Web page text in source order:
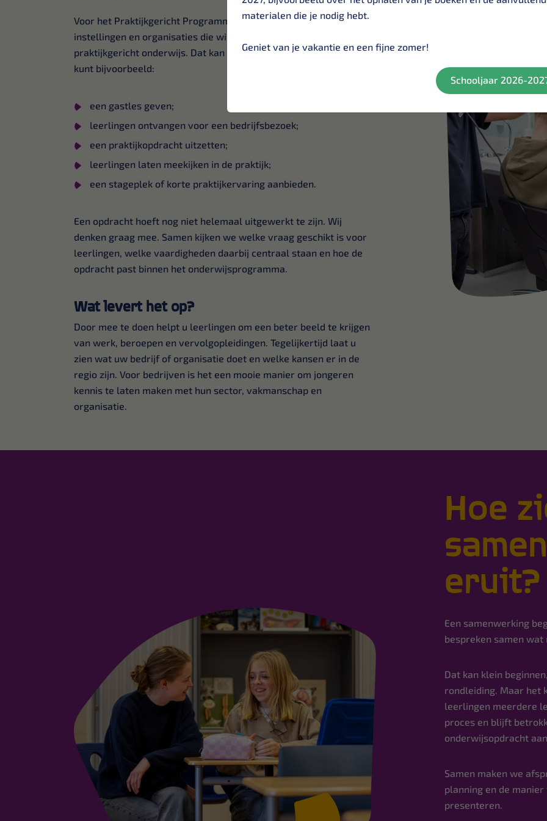
Voor het Praktijkgericht Programma zoeken we bedrijven,
instellingen en organisaties die willen meewerken aan
praktijkgericht onderwijs. Dat kan op verschillende manieren. U
kunt bijvoorbeeld:
een gastles geven;
leerlingen ontvangen voor een bedrijfsbezoek;
een praktijkopdracht uitzetten;
leerlingen laten meekijken in de praktijk;
een stageplek of korte praktijkervaring aanbieden.
Een opdracht hoeft nog niet helemaal uitgewerkt te zijn. Wij
denken graag mee. Samen kijken we welke vraag geschikt is voor
leerlingen, welke vaardigheden daarbij centraal staan en hoe de
opdracht past binnen het onderwijsprogramma.
Wat levert het op?
Door mee te doen helpt u leerlingen om een beter beeld te krijgen
van werk, beroepen en vervolgopleidingen. Tegelijkertijd laat u
zien wat uw bedrijf of organisatie doet en welke kansen er in de
regio zijn. Voor bedrijven is het een mooie manier om jongeren
kennis te laten maken met hun sector, vakmanschap en
organisatie.
Hoe
eruit?
Een samenwerking
bespreken samen
Dat kan klein
rondleiding. Maar het
leerlingen meerdere
proces en blijft
onderwijsopdracht
Samen maken we
planning en de
presenteren.
materialen die je nodig hebt.
Geniet van je vakantie en een fijne zomer!
Schooljaar 2026-